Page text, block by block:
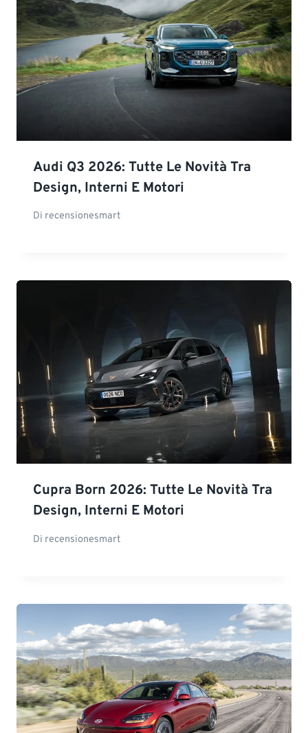
Audi Q3 2026: Tutte Le Novità Tra
Design, Interni E Motori
Di recensionesmart
Cupra Born 2026: Tutte Le Novità Tra
Design, Interni E Motori
Di recensionesmart